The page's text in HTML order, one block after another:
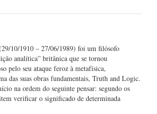
10/1910 – 27/06/1989) foi um filósofo
analítica” britânica que se tornou
pelo seu ataque feroz à metafísica,
das suas obras fundamentais, Truth and Logic.
na ordem do seguinte pensar: segundo os
verificar o significado de determinada